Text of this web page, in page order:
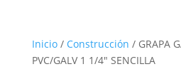
Inicio/ Construcción / GRAPA
PVC/GALV 1 1/4″ SENCILLA